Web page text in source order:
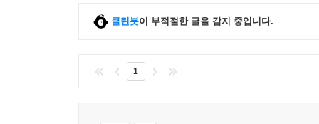
클린봇이 부적절한 글을 감지 중입니다.
1